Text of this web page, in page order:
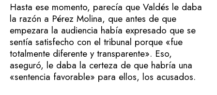
Hasta ese momento, parecía que Valdés le daba
la razón a Pérez Molina, que antes de que
empezara la audiencia había expresado que se
sentía satisfecho con el tribunal porque «fue
totalmente diferente y transparente». Eso,
aseguró, le daba la certeza de que habría una
«sentencia favorable» para ellos, los acusados.